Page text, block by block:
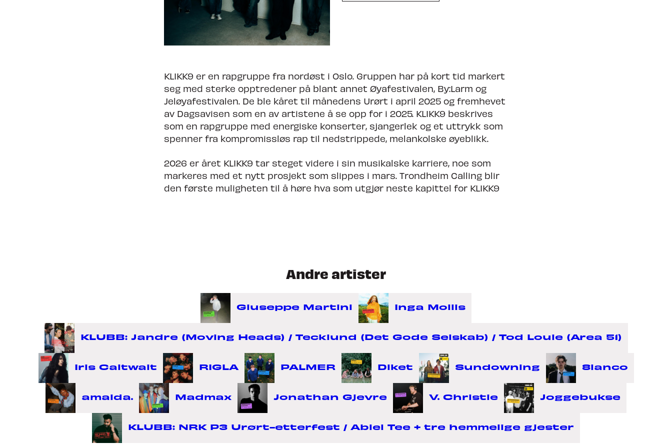
Om Trondheim Calling
KLIKK9 er en rapgruppe fra nordøst i Oslo. Gruppen har på kort tid markert
seg med sterke opptredener på blant annet Øyafestivalen, By:Larm og
Jeløyafestivalen. De ble kåret til månedens Urørt i april 2025 og fremhevet
av Dagsavisen som en av artistene å se opp for i 2025. KLIKK9 beskrives
som en rapgruppe med energiske konserter, sjangerlek og et uttrykk som
spenner fra kompromissløs rap til nedstrippede, melankolske øyeblikk.
2026 er året KLIKK9 tar steget videre i sin musikalske karriere, noe som
markeres med et nytt prosjekt som slippes i mars. Trondheim Calling blir
den første muligheten til å høre hva som utgjør neste kapittel for KLIKK9
Andre artister
Giuseppe Martini Inga Mollis
KLUBB: Jandre (Moving Heads) / Tecklund (Det Gode Selskab) / Tod Louie (Area 51)
Iris Caltwait RIGLA PALMER Diket Sundowning 8lanco
amaida. Madmax Jonathan Gjevre V. Christie Joggebukse
KLUBB: NRK P3 Urørt-etterfest / Abiel Tee + tre hemmelige gjester